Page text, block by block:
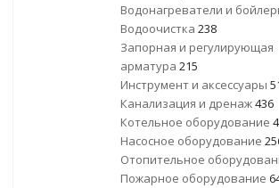
Водонагреватели и
Водоочистка 238
Запорная и регулирующая
арматура 215
Инструмент и аксессуары
Канализация и дренаж436
Котельное оборудование
Насосное оборудование
Отопительное
Пожарное оборудование